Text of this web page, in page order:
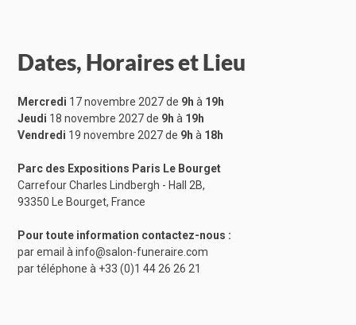
Dates, Horaires et Lieu
Mercredi 17 novembre 2027 de 9hà 19h
Jeudi 18 novembre 2027 de 9hà 19h
Vendredi 19 novembre 2027 de 9hà 18h
Parc des Expositions Paris Le Bourget
Carrefour Charles Lindbergh - Hall 2B,
93350 Le Bourget, France
Pour toute information contactez-nous :
par email àinfo@salon-funeraire.com
par téléphone à +33 (0)1 44 26 26 21